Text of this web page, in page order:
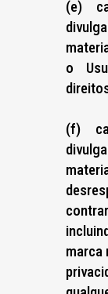
(e)
o
(f)
marca